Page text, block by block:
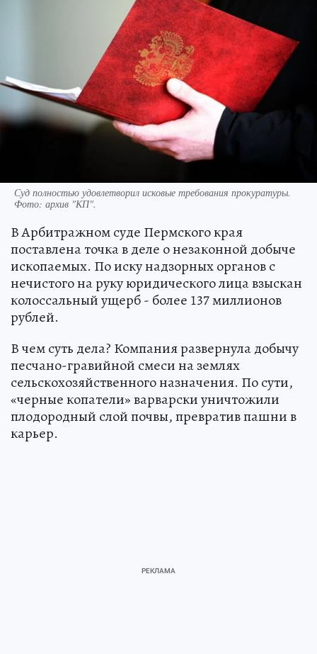
Суд полностью удовлетворил исковые требования прокуратуры.
Фото: архив "КП".
В Арбитражном суде Пермского края
поставлена точка в деле о незаконной добыче
ископаемых. По иску надзорных органов с
нечистого на руку юридического лица взыскан
колоссальный ущерб - более 137 миллионов
рублей.
В чем суть дела? Компания развернула добычу
песчано-гравийной смеси на землях
сельскохозяйственного назначения. По сути,
«черные копатели» варварски уничтожили
плодородный слой почвы, превратив пашни в
карьер.